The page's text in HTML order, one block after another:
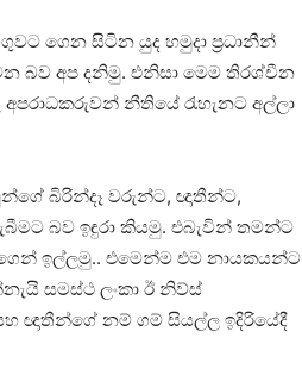
ගෙන සිටින යුද හමුදා ප්‍රධානීන්
බව අප දනිමු. එනිසා මෙම තිරශ්චීන
නීතියේ රැහැනට අල්ලා
බිරින්දෑ වරුන්ට, ඥාතීන්ට,
බව ඉඳුරා කියමු. එබැවින් තමන්ට
ඉල්ලමු.. එමෙන්ම එම නායකයන්ට
සමස්ථ ලංකා ඊ නිව්ස්
ඥාතීන්ගේ නම් ගම් සියල්ල ඉදිරියේදී